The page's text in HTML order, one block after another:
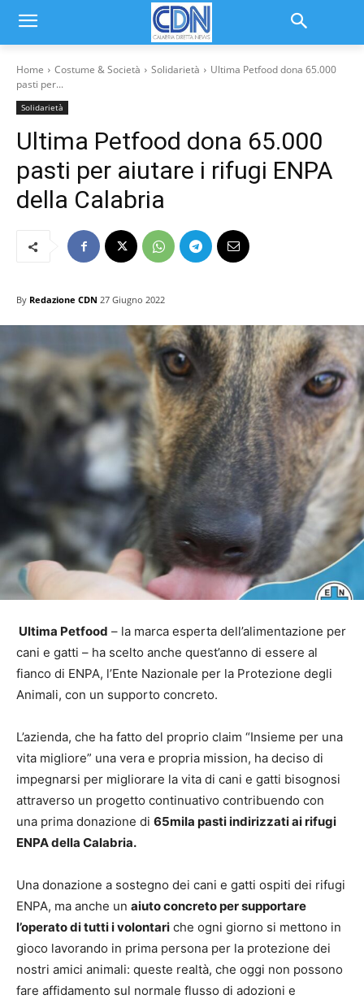
Home Costume & Società Solidarietà
Ultima Petfood dona 65.000
pasti per...
Solidarietà
Ultima Petfood dona 65.000
pasti per aiutare i rifugi ENPA
della Calabria
By Redazione CDN 27 Giugno 2022
Ultima Petfood – la marca esperta dell’alimentazione per
cani e gatti – ha scelto anche quest’anno di essere al
fianco di ENPA, l’Ente Nazionale per la Protezione degli
Animali, con un supporto concreto.
L’azienda, che ha fatto del proprio claim “Insieme per una
vita migliore” una vera e propria mission, ha deciso di
impegnarsi per migliorare la vita di cani e gatti bisognosi
attraverso un progetto continuativo contribuendo con
una prima donazione di 65mila pasti indirizzati ai rifugi
ENPA della Calabria.
Una donazione a sostegno dei cani e gatti ospiti dei rifugi
ENPA, ma anche un aiuto concreto per supportare
l’operato di tutti i volontari che ogni giorno si mettono in
gioco lavorando in prima persona per la protezione dei
nostri amici animali: queste realtà, che oggi non possono
fare affidamento sul normale flusso di adozioni e